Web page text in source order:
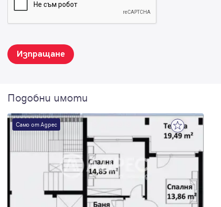
Изпращане
Подобни имоти
Само от Адрес